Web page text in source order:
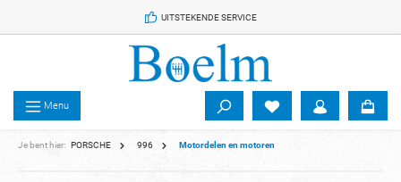
UITSTEKENDE SERVICE
Menu
Je bent hier: PORSCHE 996 Motordelen en motoren